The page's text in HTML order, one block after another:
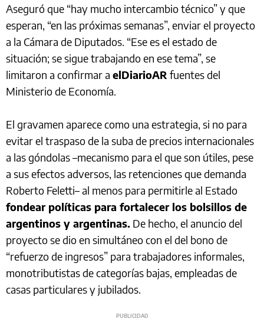
Aseguró que “hay mucho intercambio técnico” y que
esperan, “en las próximas semanas”, enviar el proyecto
a la Cámara de Diputados. “Ese es el estado de
situación; se sigue trabajando en ese tema”, se
limitaron a confirmar a elDiarioAR fuentes del
Ministerio de Economía.
El gravamen aparece como una estrategia, si no para
evitar el traspaso de la suba de precios internacionales
a las góndolas –mecanismo para el que son útiles, pese
a sus efectos adversos, las retenciones que demanda
Roberto Feletti– al menos para permitirle al Estado
fondear políticas para fortalecer los bolsillos de
argentinos y argentinas. De hecho, el anuncio del
proyecto se dio en simultáneo con el del bono de
“refuerzo de ingresos” para trabajadores informales,
monotributistas de categorías bajas, empleadas de
casas particulares y jubilados.